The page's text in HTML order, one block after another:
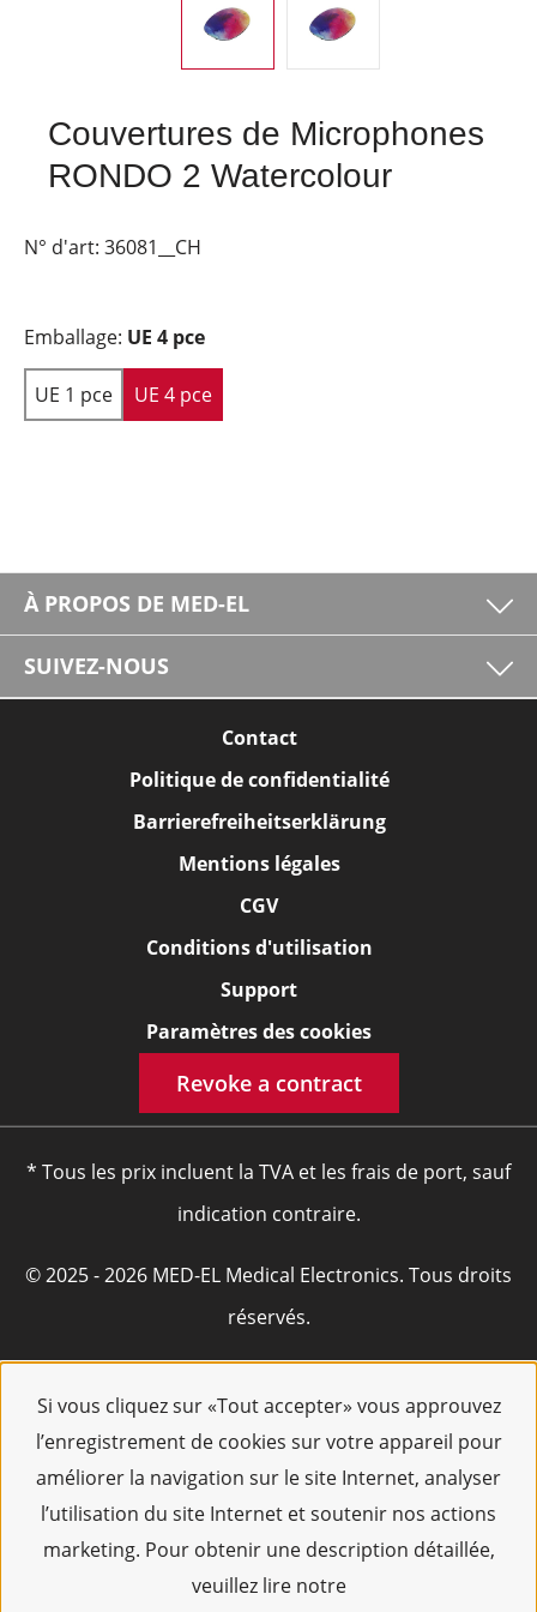
Si vous cliquez sur «Tout accepter» vous approuvez
l’enregistrement de cookies sur votre appareil pour
améliorer la navigation sur le site Internet, analyser
l’utilisation du site Internet et soutenir nos actions
marketing. Pour obtenir une description détaillée,
veuillez lire notre
Couvertures de Microphones
RONDO 2 Watercolour
N° d'art: 36081__CH
Emballage: UE 4 pce
UE 1 pce UE 4 pce
À PROPOS DE MED-EL
SUIVEZ-NOUS
Contact
Politique de confidentialité
Barrierefreiheitserklärung
Mentions légales
CGV
Conditions d'utilisation
Support
Paramètres des cookies
Revoke a contract
* Tous les prix incluent la TVA et les frais de port, sauf
indication contraire.
© 2025 - 2026 MED-EL Medical Electronics. Tous droits
réservés.